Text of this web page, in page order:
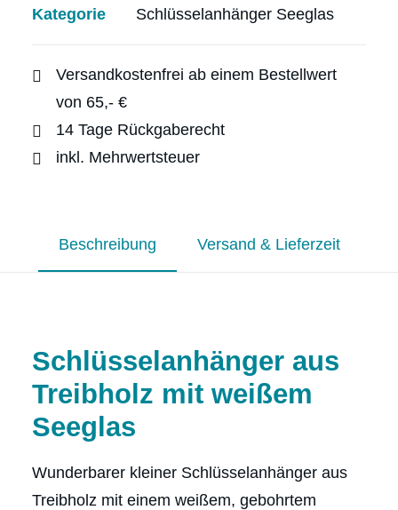
Seeglas
Kategorie
Schlüsselanhänger Seeglas
Versandkostenfrei ab einem Bestellwert
von 65,- €
14 Tage Rückgaberecht
inkl. Mehrwertsteuer
Beschreibung Versand & Lieferzeit
Schlüsselanhänger aus
Treibholz mit weißem
Seeglas
Wunderbarer kleiner Schlüsselanhänger aus
Treibholz mit einem weißem, gebohrtem